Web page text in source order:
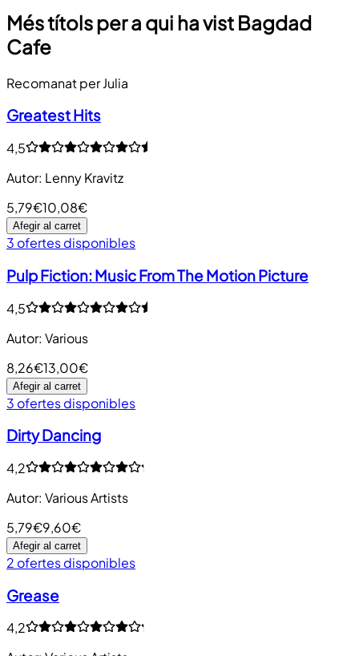
Més títols per a qui ha vist Bagdad
Cafe
Recomanat per Julia
Greatest Hits
4,5
Autor: Lenny Kravitz
5,79€10,08€
Afegir al carret
3 ofertes disponibles
Pulp Fiction: Music From The Motion Picture
4,5
Autor: Various
8,26€13,00€
Afegir al carret
3 ofertes disponibles
Dirty Dancing
4,2
Autor: Various Artists
5,79€9,60€
Afegir al carret
2 ofertes disponibles
Grease
4,2